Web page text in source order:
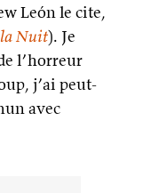
León le cite,
Nuit). Je
l’horreur
j’ai peut-
avec